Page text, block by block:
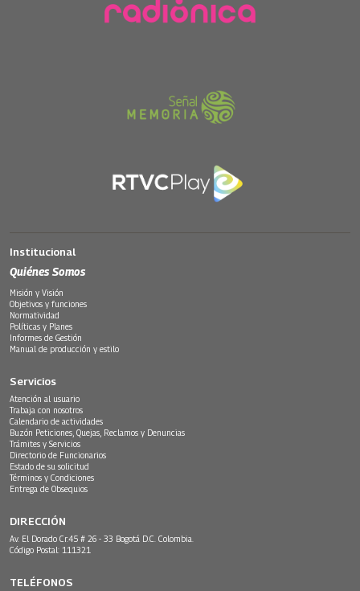
Institucional
Quiénes Somos
Misión y Visión
Objetivos y funciones
Normatividad
Políticas y Planes
Informes de Gestión
Manual de producción y estilo
Servicios
Atención al usuario
Trabaja con nosotros
Calendario de actividades
Buzón Peticiones, Quejas, Reclamos y Denuncias
Trámites y Servicios
Directorio de Funcionarios
Estado de su solicitud
Términos y Condiciones
Entrega de Obsequios
DIRECCIÓN
Av. El Dorado Cr.45 # 26 - 33 Bogotá D.C. Colombia.
Código Postal: 111321
TELÉFONOS